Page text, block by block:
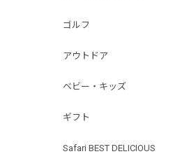
ゴルフ
アウトドア
ベビー・キッズ
ギフト
Safari BEST DELICIOUS